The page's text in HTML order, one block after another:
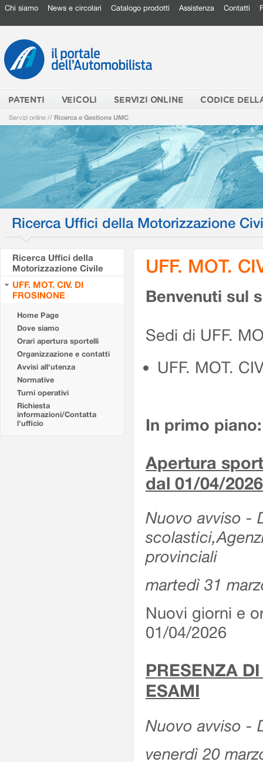
Chi siamo News e circolari Catalogo prodotti Assistenza Contatti
PATENTI VEICOLI SERVIZI ONLINE CODICE
Servizi online // Ricerca e Gestione UMC
Ricerca Uffici della Motorizzazione
Ricerca Uffici della
Motorizzazione Civile
UFF. MOT. CIV. DI
FROSINONE
Home Page
Dove siamo
Orari apertura sportelli
Organizzazione e contatti
Avvisi all'utenza
Normative
Turni operativi
Richiesta
informazioni/Contatta
l'ufficio
UFF. MOT.
Benvenuti sul
Sedi di UFF.
UFF. MOT.
In primo piano:
Apertura
dal 01/04/2026
Nuovo avviso -
provinciali
martedì 31
Nuovi giorni e
01/04/2026
PRESENZA
ESAMI
Nuovo avviso -
venerdì 20